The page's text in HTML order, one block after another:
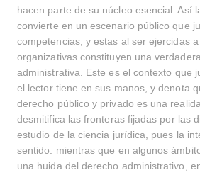
hacen parte de su núcleo esencial. Así
convierte en un escenario público que
competencias, y estas al ser ejercidas
organizativas constituyen una
administrativa. Este es el contexto que
el lector tiene en sus manos, y denota
derecho público y privado es una
desmitifica las fronteras fijadas por las
estudio de la ciencia jurídica, pues la
sentido: mientras que en algunos
una huida del derecho administrativo,